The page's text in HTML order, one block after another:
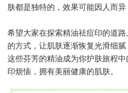
肤都是独特的，效果可能因人而异
希望大家在探索精油祛痘印的道
的方式，让肌肤逐渐恢复光滑细
这些芬芳的精油成为你护肤旅程
印烦恼，拥有美丽健康的肌肤。